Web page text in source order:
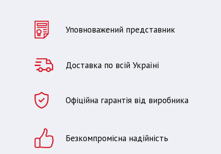
Уповноважений представник
Доставка по всій Україні
Офіційна гарантія від виробника
Безкомпромісна надійність